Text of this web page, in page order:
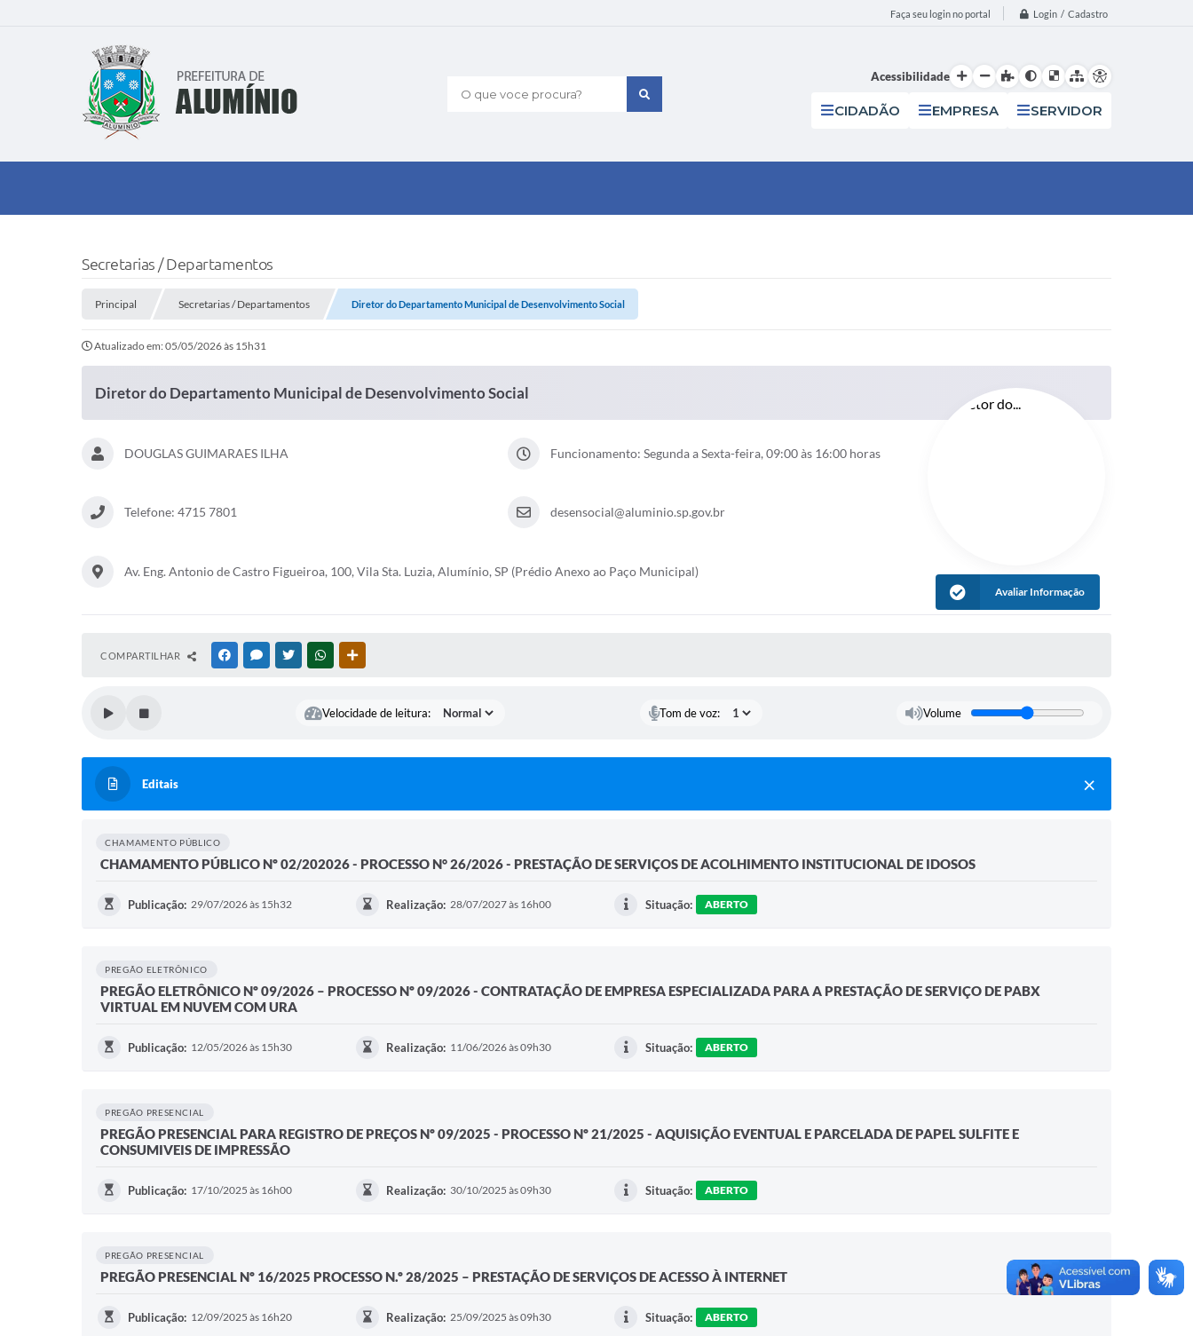
Faça seu login no portal Login / Cadastro
O que voce procura?
Acessibilidade
CIDADÃO EMPRESA SERVIDOR
Secretarias / Departamentos
Principal Secretarias / Departamentos Diretor do Departamento Municipal de Desenvolvimento Social
Atualizado em: 05/05/2026 às 15h31
Diretor do Departamento Municipal de Desenvolvimento Social
DOUGLAS GUIMARAES ILHA Funcionamento: Segunda a Sexta-feira, 09:00 às 16:00 horas
Telefone: 4715 7801 desensocial@aluminio.sp.gov.br
Av. Eng. Antonio de Castro Figueiroa, 100, Vila Sta. Luzia, Alumínio, SP (Prédio Anexo ao Paço Municipal)
Avaliar Informação
COMPARTILHAR FACEBOOKMESSENGER
TWITTERWHATSAPP
Velocidade de leitura: Tom de voz: Volume
Editais
CHAMAMENTO PÚBLICO
CHAMAMENTO PÚBLICO Nº 02/202026 - PROCESSO N° 26/2026 - PRESTAÇÃO DE SERVIÇOS DE ACOLHIMENTO INSTITUCIONAL DE IDOSOS
Publicação: 29/07/2026 às 15h32 Realização: 28/07/2027 às 16h00 Situação: ABERTO
PREGÃO ELETRÔNICO
PREGÃO ELETRÔNICO Nº 09/2026 – PROCESSO Nº 09/2026 - CONTRATAÇÃO DE EMPRESA ESPECIALIZADA PARA A PRESTAÇÃO DE SERVIÇO DE PABX
VIRTUAL EM NUVEM COM URA
Publicação: 12/05/2026 às 15h30 Realização: 11/06/2026 às 09h30 Situação: ABERTO
PREGÃO PRESENCIAL
PREGÃO PRESENCIAL PARA REGISTRO DE PREÇOS Nº 09/2025 - PROCESSO Nº 21/2025 - AQUISIÇÃO EVENTUAL E PARCELADA DE PAPEL SULFITE E
CONSUMIVEIS DE IMPRESSÃO
Publicação: 17/10/2025 às 16h00 Realização: 30/10/2025 às 09h30 Situação: ABERTO
PREGÃO PRESENCIAL
PREGÃO PRESENCIAL Nº 16/2025 PROCESSO N.º 28/2025 – PRESTAÇÃO DE SERVIÇOS DE ACESSO À INTERNET
Publicação: 12/09/2025 às 16h20 Realização: 25/09/2025 às 09h30 Situação: ABERTO